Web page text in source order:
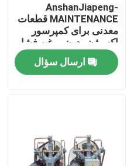
AnshanJiapeng-
MAINTENANCE قطعات
معدنی برای کمپرسور
اکسیژن بدون روغن فشار
بالا اکسیژن تقویت کننده
ارسال سؤال